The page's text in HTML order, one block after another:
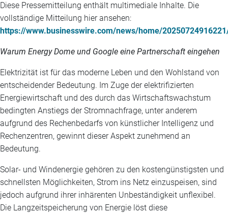
Diese Pressemitteilung enthält multimediale Inhalte. Die
vollständige Mitteilung hier ansehen:
https://www.businesswire.com/news/home/
Warum Energy Dome und Google eine Partnerschaft eingehen
Elektrizität ist für das moderne Leben und den Wohlstand von
entscheidender Bedeutung. Im Zuge der elektrifizierten
Energiewirtschaft und des durch das Wirtschaftswachstum
bedingten Anstiegs der Stromnachfrage, unter anderem
aufgrund des Rechenbedarfs von künstlicher Intelligenz und
Rechenzentren, gewinnt dieser Aspekt zunehmend an
Bedeutung.
Solar- und Windenergie gehören zu den kostengünstigsten und
schnellsten Möglichkeiten, Strom ins Netz einzuspeisen, sind
jedoch aufgrund ihrer inhärenten Unbeständigkeit unflexibel.
Die Langzeitspeicherung von Energie löst diese